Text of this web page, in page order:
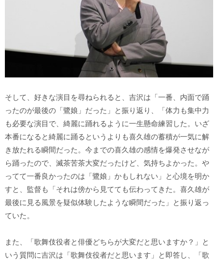
そして、好きな演目を尋ねられると、吉沢は「一番、内面で踊
ったのが最後の「鷺娘」だった」と振り返り、「体力も集中力
も必要な演目で、綺麗に踊れるように一生懸命練習した。いざ
本番になると綺麗に踊るというよりも喜久雄の蓄積が一気に解
き放たれる瞬間だった。今までの喜久雄の感情を爆発させなが
ら踊ったので、滅茶苦茶大変だったけど、気持ちよかった。や
ってて一番良かったのは「鷺娘」かもしれない」と心境を明か
すと、監督も「それは傍から見てても伝わってきた。喜久雄が
最後に見る風景を疑似体験したような瞬間だった」と振り返っ
ていた。
また、「歌舞伎役者と俳優どちらが大変だと思いますか？」と
いう質問に吉沢は「歌舞伎役者だと思います」と即答し、「歌